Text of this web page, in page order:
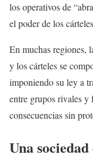
los operativos de
el poder de los
En muchas regiones,
y los cárteles se
imponiendo su ley a
entre grupos rivales y
consecuencias sin
Una